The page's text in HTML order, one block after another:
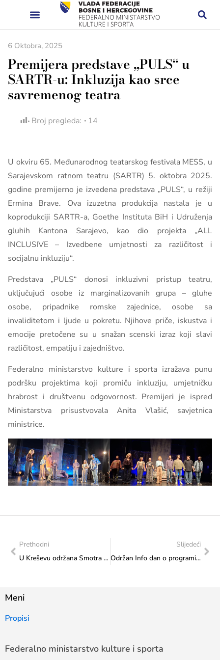
6 Oktobra, 2025
Premijera predstave „PULS“ u
SARTR-u: Inkluzija kao srce
savremenog teatra
Broj pregleda: 14
U okviru 65. Međunarodnog teatarskog festivala MESS, u
Sarajevskom ratnom teatru (SARTR) 5. oktobra 2025.
godine premijerno je izvedena predstava „PULS“, u režiji
Ermina Brave. Ova izuzetna produkcija nastala je u
koprodukciji SARTR-a, Goethe Instituta BiH i Udruženja
gluhih Kantona Sarajevo, kao dio projekta „ALL
INCLUSIVE – Izvedbene umjetnosti za različitost i
socijalnu inkluziju“.
Predstava „PULS“ donosi inkluzivni pristup teatru,
uključujući osobe iz marginalizovanih grupa – gluhe
osobe, pripadnike romske zajednice, osobe sa
invaliditetom i ljude u pokretu. Njihove priče, iskustva i
emocije pretočene su u snažan scenski izraz koji slavi
različitost, empatiju i zajedništvo.
Federalno ministarstvo kulture i sporta izražava punu
podršku projektima koji promiču inkluziju, umjetničku
hrabrost i društvenu odgovornost. Premijeri je ispred
Ministarstva prisustvovala Anita Vlašić, savjetnica
ministrice.
Prethodni
U Kreševu održana Smotra folklora „Igrom da te upoznam”
Slijedeći
Održan Info dan o programima Evropske unije
Meni
Propisi
Federalno ministarstvo kulture i sporta